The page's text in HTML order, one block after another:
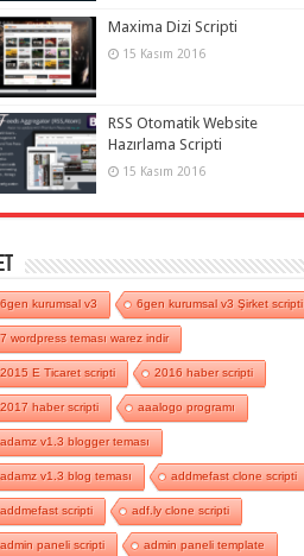
Maxima Dizi Scripti
15 Kasım 2016
RSS Otomatik Website
Hazırlama Scripti
15 Kasım 2016
6gen kurumsal v3 6gen kurumsal v3 Şirket scripti
7 wordpress teması warez indir
2015 E Ticaret scripti 2016 haber scripti
2017 haber scripti aaalogo programı
adamz v1.3 blogger teması
adamz v1.3 blog teması addmefast clone scripti
addmefast scripti adf.ly clone scripti
admin paneli scripti admin paneli template